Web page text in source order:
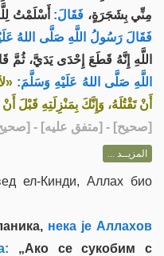
مِنِّي بِشَجَرَةٍ، فَقَالَ: أَسْلَمْتُ
فَقَالَ رَسُولُ اللَّهِ صَلَّى اللهُ
اللَّهِ إِنَّهُ قَطَعَ إِحْدَى يَدَيَّ، ثُمَّ
اللَّهِ صَلَّى اللهُ عَلَيْهِ وَسَلَّمَ:
أَنْ تَقْتُلَهُ، وَإِنَّكَ بِمَنْزِلَتِهِ قَبْلَ
[صحيح] - [متفق عليه] - [صحيح
المزيــد ...
ел-Кинди, Аллах био
нека је Аллахов
„Ако се сукобим с